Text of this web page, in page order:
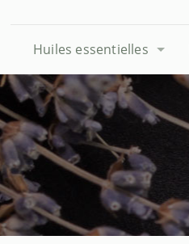
Huiles essentielles